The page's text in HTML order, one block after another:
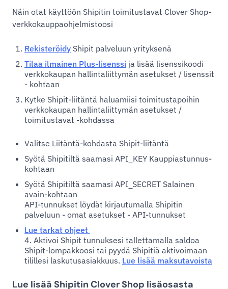
Näin otat käyttöön Shipitin toimitustavat Clover Shop-
verkkokauppaohjelmistoosi
Rekisteröidy Shipit palveluun yrityksenä
Tilaa ilmainen Plus-lisenssi ja lisää lisenssikoodi
verkkokaupan hallintaliittymän asetukset / lisenssit
- kohtaan
Kytke Shipit-liitäntä haluamiisi toimitustapoihin
verkkokaupan hallintaliittymän asetukset /
toimitustavat -kohdassa
Valitse Liitäntä-kohdasta Shipit-liitäntä
Syötä Shipitiltä saamasi API_KEY Kauppiastunnus-
kohtaan
Syötä Shipitiltä saamasi API_SECRET Salainen
avain-kohtaan
API-tunnukset löydät kirjautumalla Shipitin
palveluun - omat asetukset - API-tunnukset
Lue tarkat ohjeet
4. Aktivoi Shipit tunnuksesi tallettamalla saldoa
Shipit-lompakkoosi tai pyydä Shipitiä aktivoimaan
tilillesi laskutusasiakkuus. Lue lisää maksutavoista
Lue lisää Shipitin Clover Shop lisäosasta